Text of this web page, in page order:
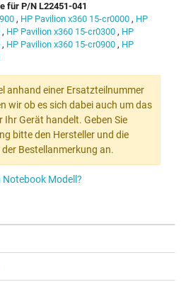
für P/N L22451-041
, HP Pavilion x360 15-cr0000 , HP
, HP Pavilion x360 15-cr0300 , HP
, HP Pavilion x360 15-cr0900 , HP
anhand einer Ersatzteilnummer
wir ob es sich dabei auch um das
Gerät handelt. Geben Sie
bitte den Hersteller und die
Bestellanmerkung an.
Notebook Modell?